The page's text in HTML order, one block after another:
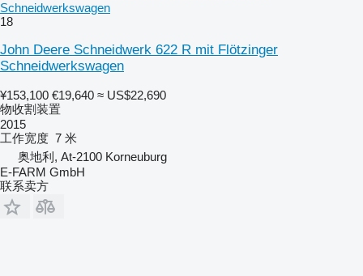
Schneidwerkswagen
18
John Deere Schneidwerk 622 R mit Flötzinger
Schneidwerkswagen
¥153,100 €19,640 ≈ US$22,690
物收割装置
2015
工作宽度 7 米
奥地利, At-2100 Korneuburg
E-FARM GmbH
联系卖方